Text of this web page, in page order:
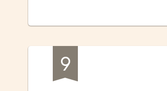
9